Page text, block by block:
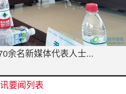
余名新媒体代表人士...
要闻列表